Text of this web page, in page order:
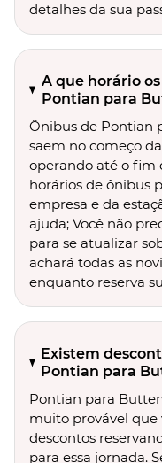
detalhes da sua
A que horário
Pontian para
Ônibus de Pontian
saem no começo
operando até o fim
horários de ônibus
empresa e da
ajuda; Você não
para se atualizar
achará todas as
enquanto reserva
Existem
Pontian para
Pontian para
muito provável que
descontos
para essa jornada.